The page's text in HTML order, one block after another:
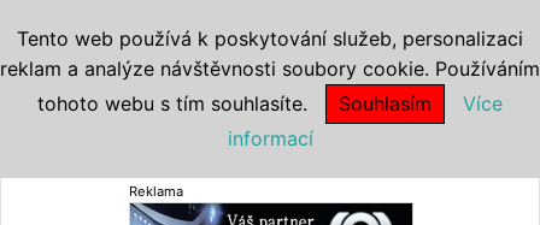
Reklama
Tento web používá k poskytování služeb, personalizaci
reklam a analýze návštěvnosti soubory cookie. Používáním
tohoto webu s tím souhlasíte.
Souhlasím
Více
informací